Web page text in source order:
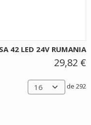
42 LED 24V RUMANIA
29,82 €
de 292